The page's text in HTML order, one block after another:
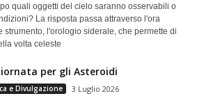
quali oggetti del cielo saranno osservabili o
La risposta passa attraverso l'ora
l'orologio siderale, che permette di
volta celeste
per gli Asteroidi
e Divulgazione 3 Luglio 2026